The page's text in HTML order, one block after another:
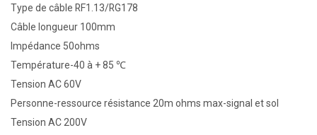
Type de câble RF1.13/RG178
Câble longueur 100mm
Impédance 50ohms
Température-40 à + 85 ℃
Tension AC 60V
Personne-ressource résistance 20m ohms max-signal et sol
Tension AC 200V